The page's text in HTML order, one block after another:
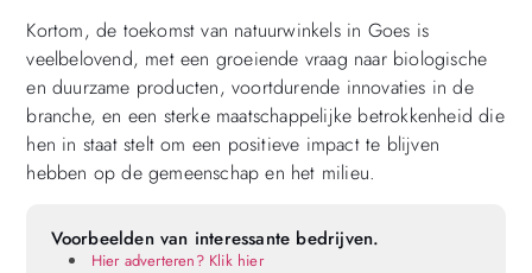
Kortom, de toekomst van natuurwinkels in Goes is
veelbelovend, met een groeiende vraag naar biologische
en duurzame producten, voortdurende innovaties in de
branche, en een sterke maatschappelijke betrokkenheid die
hen in staat stelt om een positieve impact te blijven
hebben op de gemeenschap en het milieu.
Voorbeelden van interessante bedrijven.
Hier adverteren? Klik hier